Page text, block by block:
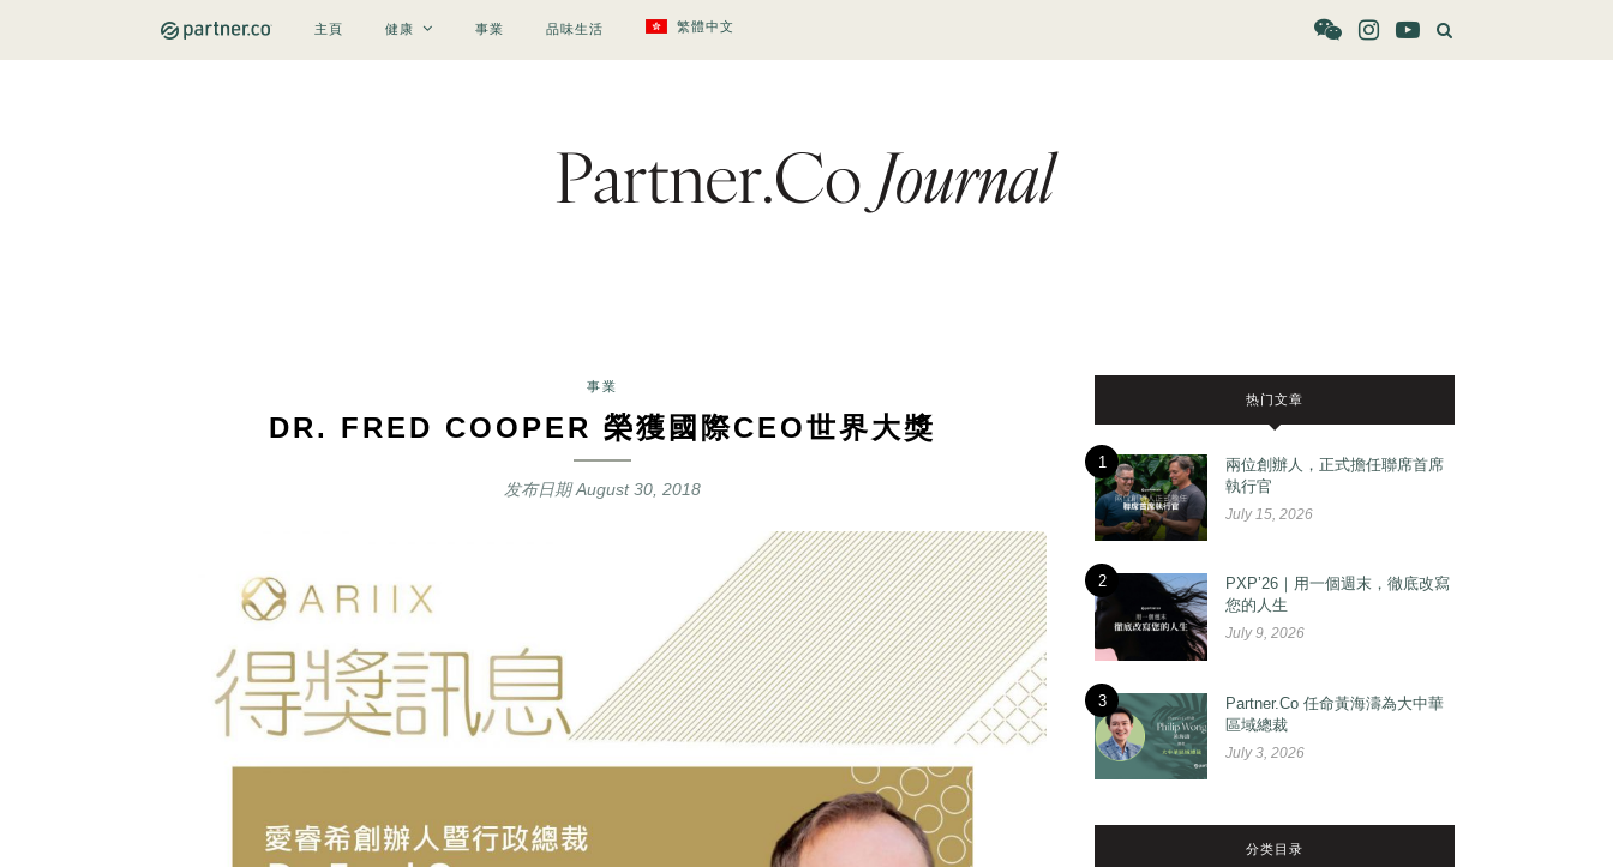
主頁 健康 事業 品味生活 繁體中文
事業
DR. FRED COOPER 榮獲國際CEO世界大獎
发布日期August 30, 2018
热门文章
1
兩位創辦人，正式擔任聯席首席
執行官
July 15, 2026
2
PXP’26｜用一個週末，徹底改寫
您的人生
July 9, 2026
3
Partner.Co 任命黃海濤為大中華
區域總裁
July 3, 2026
分类目录